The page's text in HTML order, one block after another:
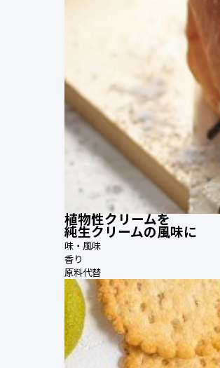
植物性クリームを
純生クリームの風味に
味・風味
香り
原料代替